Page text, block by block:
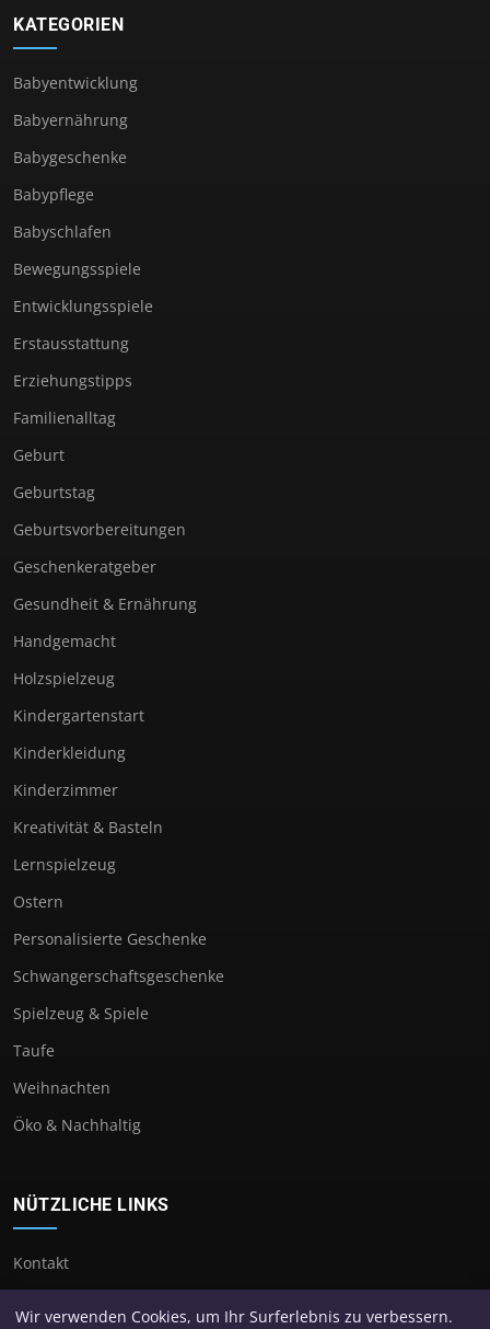
KATEGORIEN
Babyentwicklung
Babyernährung
Babygeschenke
Babypflege
Babyschlafen
Bewegungsspiele
Entwicklungsspiele
Erstausstattung
Erziehungstipps
Familienalltag
Geburt
Geburtstag
Geburtsvorbereitungen
Geschenkeratgeber
Gesundheit & Ernährung
Handgemacht
Holzspielzeug
Kindergartenstart
Kinderkleidung
Kinderzimmer
Kreativität & Basteln
Lernspielzeug
Ostern
Personalisierte Geschenke
Schwangerschaftsgeschenke
Spielzeug & Spiele
Taufe
Weihnachten
Öko & Nachhaltig
NÜTZLICHE LINKS
Kontakt
Wir verwenden Cookies, um Ihr Surferlebnis zu verbessern.